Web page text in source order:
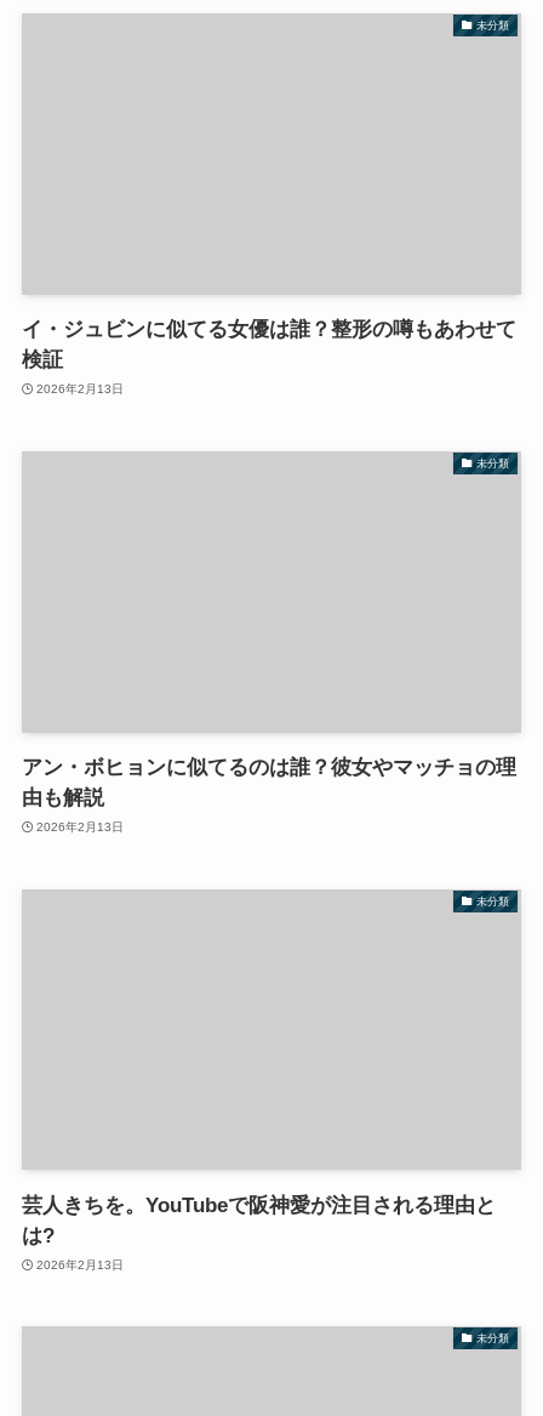
未分類
イ・ジュビンに似てる女優は誰？整形の噂もあわせて
検証
2026年2月13日
未分類
アン・ボヒョンに似てるのは誰？彼女やマッチョの理
由も解説
2026年2月13日
未分類
芸人きちを。YouTubeで阪神愛が注目される理由と
は?
2026年2月13日
未分類